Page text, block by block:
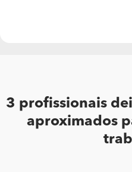
3 profissionais
aproximados